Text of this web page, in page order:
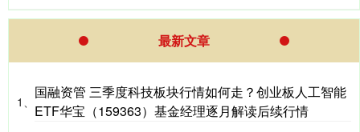
最新文章
1、
国融资管 三季度科技板块行情如何走？创业板人工智能
ETF华宝（159363）基金经理逐月解读后续行情